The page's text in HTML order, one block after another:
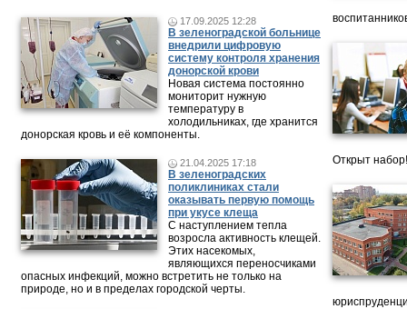
17.09.2025 12:28
В зеленоградской больнице
внедрили цифровую
систему контроля хранения
донорской крови
Новая система постоянно
мониторит нужную
температуру в
холодильниках, где хранится
донорская кровь и её компоненты.
21.04.2025 17:18
В зеленоградских
поликлиниках стали
оказывать первую помощь
при укусе клеща
С наступлением тепла
возросла активность клещей.
Этих насекомых,
являющихся переносчиками
опасных инфекций, можно встретить не только на
природе, но и в пределах городской черты.
Открыт набор!